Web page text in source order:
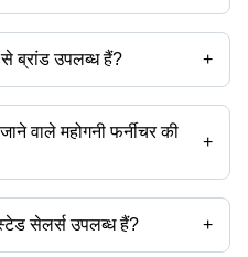
से ब्रांड उपलब्ध हैं? +
वाले महोगनी फर्नीचर की
+
मुद्रा प्रोडक्ट का नाम
सेलर्स उपलब्ध हैं? +